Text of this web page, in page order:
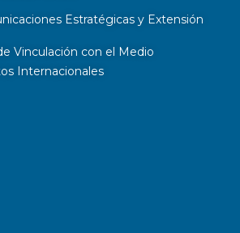
Estratégicas y Extensión
Vinculación con el Medio
Internacionales